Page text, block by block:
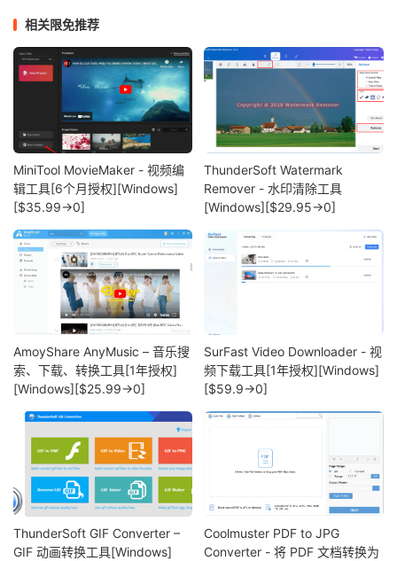
相关限免推荐
MiniTool MovieMaker - 视频编
辑工具[6个月授权][Windows]
[$35.99→0]
ThunderSoft Watermark
Remover - 水印清除工具
[Windows][$29.95→0]
AmoyShare AnyMusic – 音乐搜
索、下载、转换工具[1年授权]
[Windows][$25.99→0]
SurFast Video Downloader - 视
频下载工具[1年授权][Windows]
[$59.9→0]
ThunderSoft GIF Converter –
GIF 动画转换工具[Windows]
Coolmuster PDF to JPG
Converter - 将 PDF 文档转换为